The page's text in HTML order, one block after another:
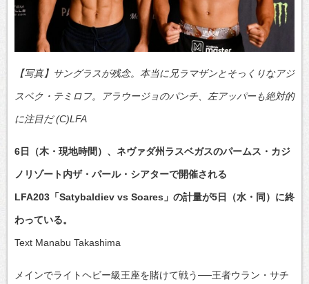
【写真】サングラスが残念。本当に兄ラマザンとそっくりなアジ
スベク・テミロフ。アラウージョのパンチ、左アッパーも絶対的
に注目だ (C)LFA
6日（木・現地時間）、ネヴァダ州ラスベガスのパームス・カジ
ノリゾート内ザ・パール・シアターで開催される
LFA203「Satybaldiev vs Soares」の計量が5日（水・同）に終
わっている。
Text Manabu Takashima
メインでライトヘビー級王座を賭けて戦う──王者ウラン・サチ